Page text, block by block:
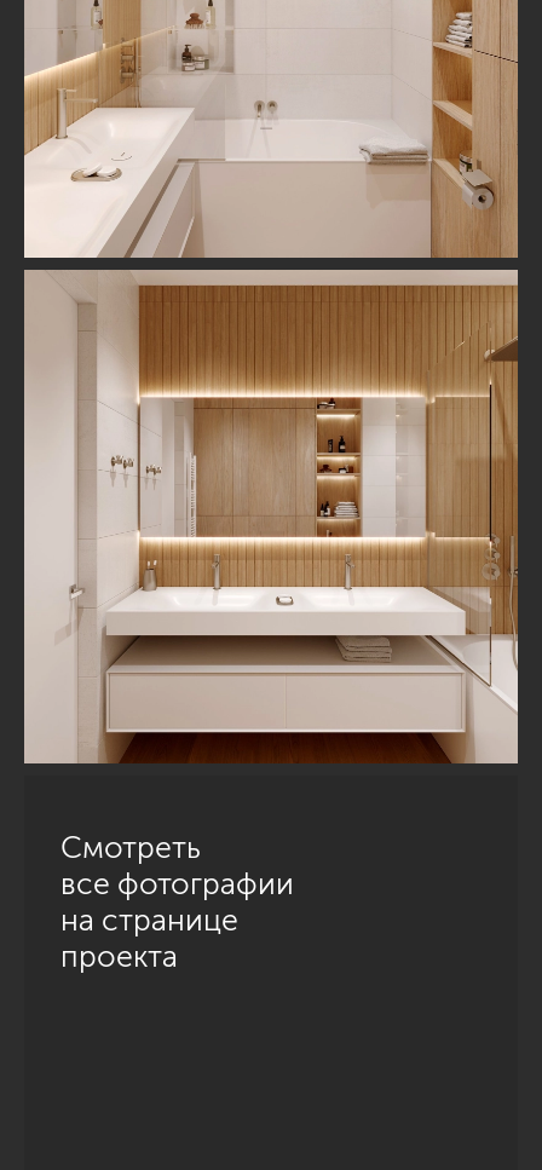
Смотреть
все фотографии
на странице
проекта